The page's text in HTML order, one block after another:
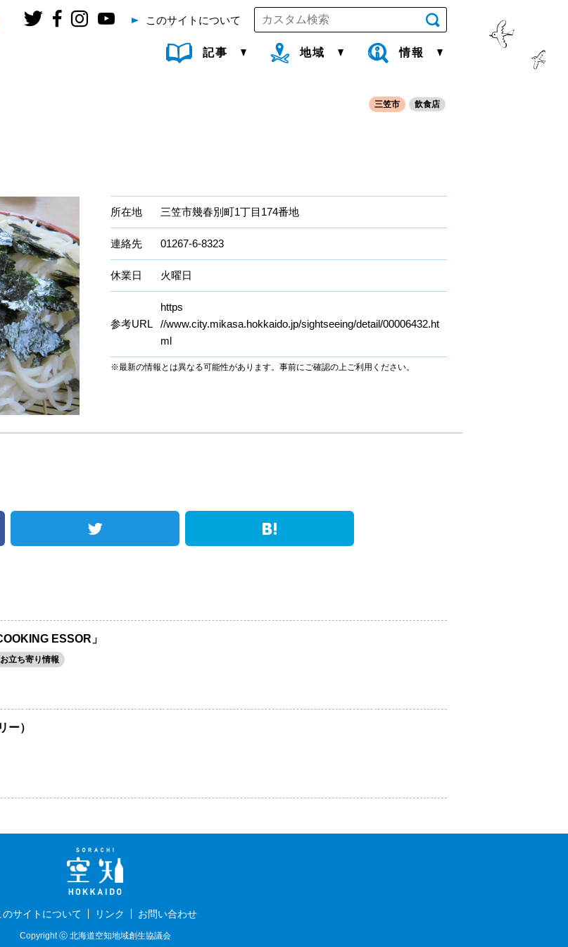
このサイトについて
記事 地域 情報
三笠市 飲食店
所在地 三笠市幾春別町1丁目174番地
連絡先 01267-6-8323
休業日 火曜日
参考URL
https
//www.city.mikasa.hokkaido.jp/sightseeing/detail/00006432.ht
ml
※最新の情報とは異なる可能性があります。事前にご確認の上ご利用ください。
ESSOR」
立ち寄り情報
ー）
のサイトについて リンク お問い合わせ
Copyright ⓒ 北海道空知地域創生協議会